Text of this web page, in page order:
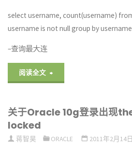
select username, count(username)
username is not null group by username
–查询最大连
阅读全文
Oracle
关于Oracle 10g登录出现
locked
蒋智昊 ORACLE 2011年2月14日